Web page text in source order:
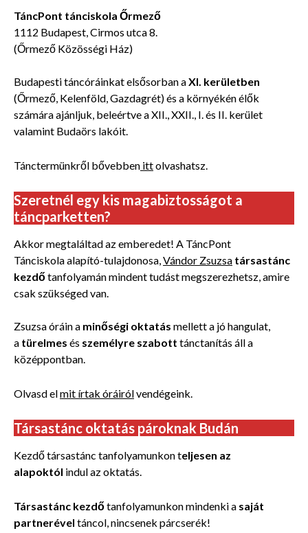
TáncPont tánciskola Őrmező
1112 Budapest, Cirmos utca 8.
(Őrmező Közösségi Ház)
Budapesti táncóráinkat elsősorban aXI. kerületben
(Őrmező, Kelenföld, Gazdagrét) és a környékén élők
számára ajánljuk, beleértve a XII., XXII., I. és II. kerület
valamint Budaörs lakóit.
Tánctermünkről bővebben ittolvashatsz.
Szeretnél egy kis magabiztosságot a
táncparketten?
Akkor megtaláltad az emberedet! A TáncPont
Tánciskola alapító-tulajdonosa, Vándor Zsuzsa társastánc
kezdőtanfolyamánmindent tudást megszerezhetsz, amire
csak szükséged van.
Zsuzsa óráin a minőségi oktatás mellett a jó hangulat,
a türelmes és személyre szabott tánctanítás áll a
középpontban.
Olvasd elmit írtak óráirólvendégeink.
Társastánc oktatás pároknak Budán
Kezdő társastánc tanfolyamunkon teljesen az
alapoktól indul az oktatás.
Társastánc kezdőtanfolyamunkon mindenki a saját
partnerével táncol, nincsenek párcserék!